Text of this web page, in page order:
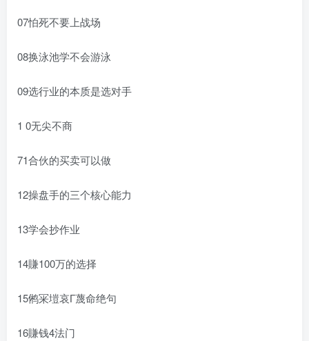
07怕死不要上战场
08换泳池学不会游泳
09选行业的本质是选对手
1 0无尖不商
71合伙的买卖可以做
12操盘手的三个核心能力
13学会抄作业
14賺100万的选择
15鸺冞塏哀Г蔑命绝句
16賺钱4法门